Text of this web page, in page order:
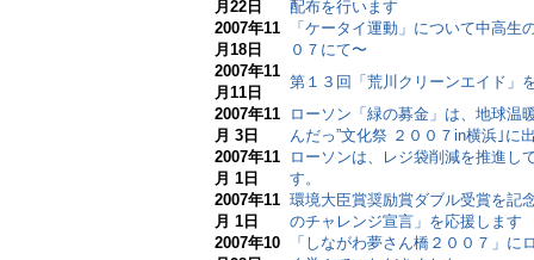
月22日
配布を行います
2007年11
月18日
「ケータイ運動」について中高
０７にて〜
2007年11
月11日
第１３回「荒川クリーンエイド」
2007年11
月 3日
ローソン「緑の募金」は、地球温
んだっ”文化祭 ２００７in横浜｣に
2007年11
月 1日
ローソンは、レジ袋削減を推進し
す。
2007年11
月 1日
環境大臣賞奨励賞ダブル受賞を記
のチャレンジ宣言」を応援します
2007年10
「しながわ夢さん橋２００７」